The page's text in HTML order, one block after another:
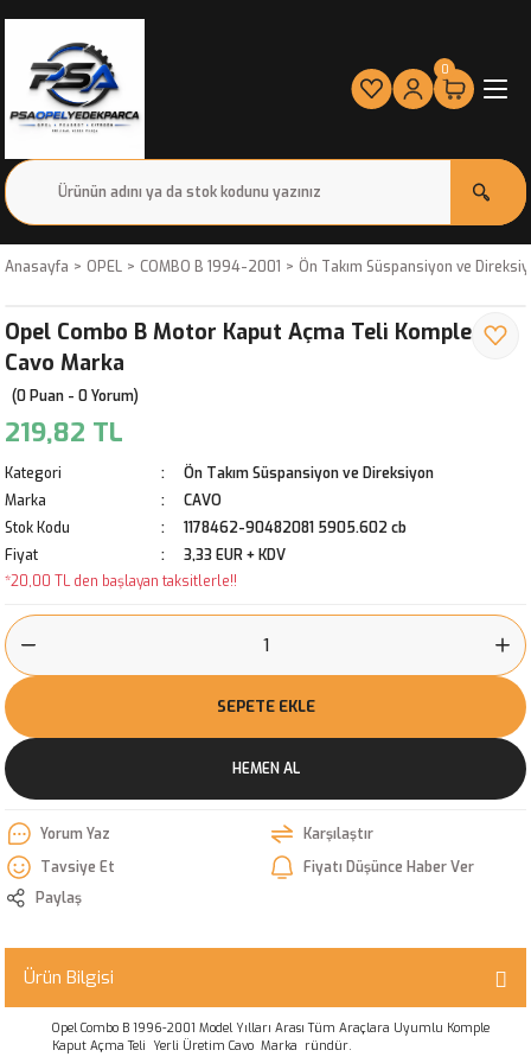
0
Anasayfa OPEL COMBO B 1994-2001 Ön Takım Süspansiyon ve
Opel Combo B Motor Kaput Açma Teli Komple
Cavo Marka
(0 Puan - 0 Yorum)
219,82 TL
Kategori
Ön Takım Süspansiyon ve Direksiyon
Marka
CAVO
Stok Kodu
1178462-90482081 5905.602 cb
Fiyat
3,33 EUR + KDV
*20,00 TL den başlayan taksitlerle!!
SEPETE EKLE
HEMEN AL
Yorum Yaz
Karşılaştır
Tavsiye Et
Fiyatı Düşünce Haber Ver
Paylaş
Ürün Bilgisi
Opel Combo B 1996-2001 Model Yılları Arası Tüm Araçlara Uyumlu Komple
Kaput Açma Teli Yerli Üretim Cavo Marka ründür.